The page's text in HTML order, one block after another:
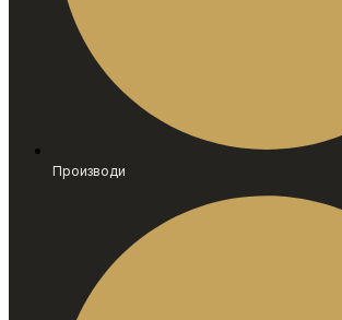
Производи